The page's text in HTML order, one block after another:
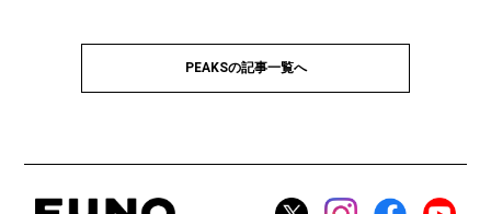
PEAKSの記事一覧へ